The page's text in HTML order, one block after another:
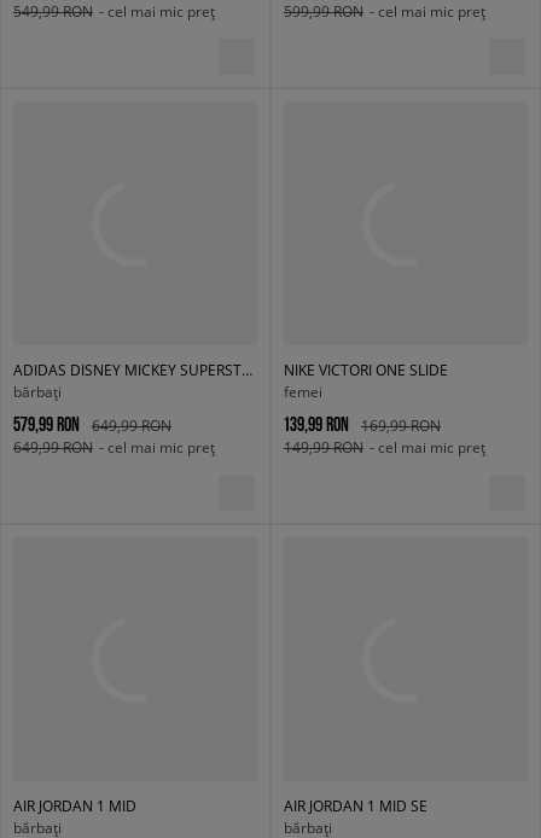
549,99 RON - cel mai mic preț
599,99 RON - cel mai mic preț
ADIDAS DISNEY MICKEY SUPERSTAR ST
bărbați
579,99 RON
649,99 RON
649,99 RON - cel mai mic preț
NIKE VICTORI ONE SLIDE
femei
139,99 RON
169,99 RON
149,99 RON - cel mai mic preț
AIR JORDAN 1 MID
bărbați
AIR JORDAN 1 MID SE
bărbați